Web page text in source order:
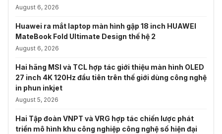
August 6, 2026
Huawei ra mắt laptop màn hình gập 18 inch HUAWEI
MateBook Fold Ultimate Design thế hệ 2
August 6, 2026
Hai hãng MSI và TCL hợp tác giới thiệu màn hình OLED
27 inch 4K 120Hz đầu tiên trên thế giới dùng công nghệ
in phun inkjet
August 5, 2026
Hai Tập đoàn VNPT và VRG hợp tác chiến lược phát
triển mô hình khu công nghiệp công nghệ số hiện đại